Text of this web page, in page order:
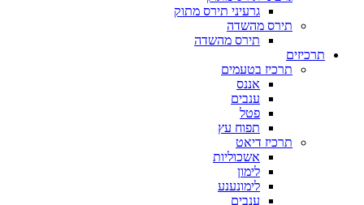
גרעיני תירס מתוק
תירס מהשדה
תירס מהשדה
תרכיזים
תרכיז בטעמים
אננס
ענבים
פטל
תפוח עץ
תרכיז דיאט
אשכוליות
לימון
לימונענע
ענבים